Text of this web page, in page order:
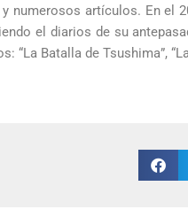
numerosos artículos. En el
el diarios de su
“La Batalla de Tsushima”,